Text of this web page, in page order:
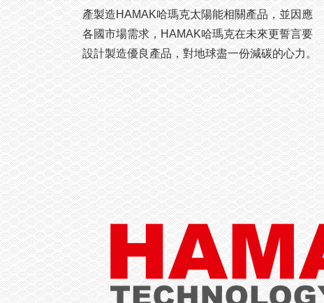
產製造HAMAK哈瑪克太陽能相關產品，並因應
各國市場需求，HAMAK哈瑪克在未來更誓言要
設計製造優良產品，對地球盡一份減碳的心力。